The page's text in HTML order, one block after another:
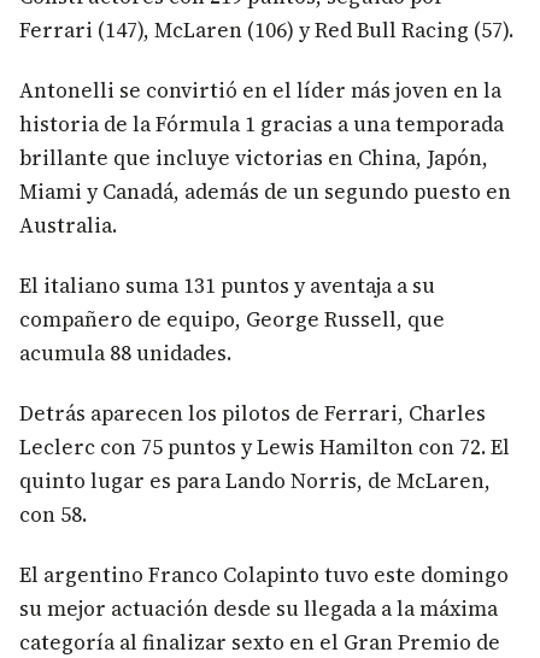
Ferrari (147), McLaren (106) y Red Bull Racing (57).
Antonelli se convirtió en el líder más joven en la
historia de la Fórmula 1 gracias a una temporada
brillante que incluye victorias en China, Japón,
Miami y Canadá, además de un segundo puesto en
Australia.
El italiano suma 131 puntos y aventaja a su
compañero de equipo, George Russell, que
acumula 88 unidades.
Detrás aparecen los pilotos de Ferrari, Charles
Leclerc con 75 puntos y Lewis Hamilton con 72. El
quinto lugar es para Lando Norris, de McLaren,
con 58.
El argentino Franco Colapinto tuvo este domingo
su mejor actuación desde su llegada a la máxima
categoría al finalizar sexto en el Gran Premio de